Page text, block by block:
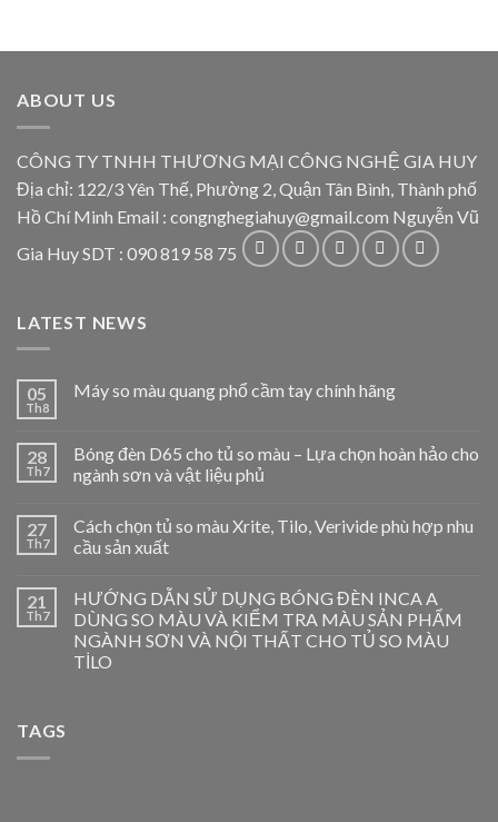
ABOUT US
CÔNG TY TNHH THƯƠNG MẠI CÔNG NGHỆ GIA HUY
Địa chỉ: 122/3 Yên Thế, Phường 2, Quận Tân Bình, Thành phố
Hồ Chí Minh Email : congnghegiahuy@gmail.com Nguyễn Vũ
Gia Huy SDT : 090 819 58 75
LATEST NEWS
05
Th8
Máy so màu quang phổ cầm tay chính hãng
28
Th7
Bóng đèn D65 cho tủ so màu – Lựa chọn hoàn hảo cho
ngành sơn và vật liệu phủ
27
Th7
Cách chọn tủ so màu Xrite, Tilo, Verivide phù hợp nhu
cầu sản xuất
21
Th7
HƯỚNG DẪN SỬ DỤNG BÓNG ĐÈN INCA A
DÙNG SO MÀU VÀ KIỂM TRA MÀU SẢN PHẨM
NGÀNH SƠN VÀ NỘI THẤT CHO TỦ SO MÀU
TİLO
TAGS